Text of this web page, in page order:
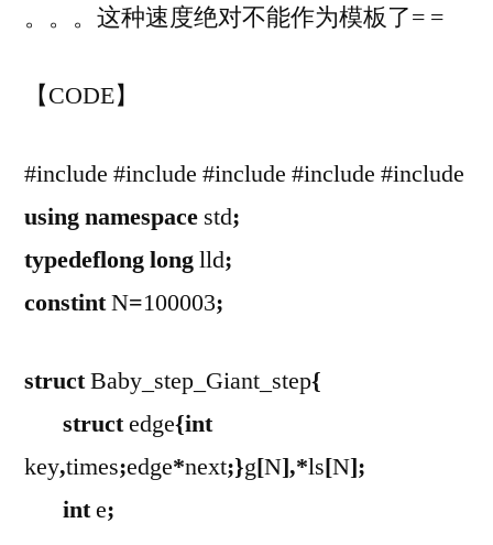
。。。这种速度绝对不能作为模板了= =
【CODE】
#include #include #include #include #include
using namespace std;
typedeflong longlld;
constintN=100003;
structBaby_step_Giant_step{
structedge{int
key,times;edge*next;}g[N],*ls[N];
inte;